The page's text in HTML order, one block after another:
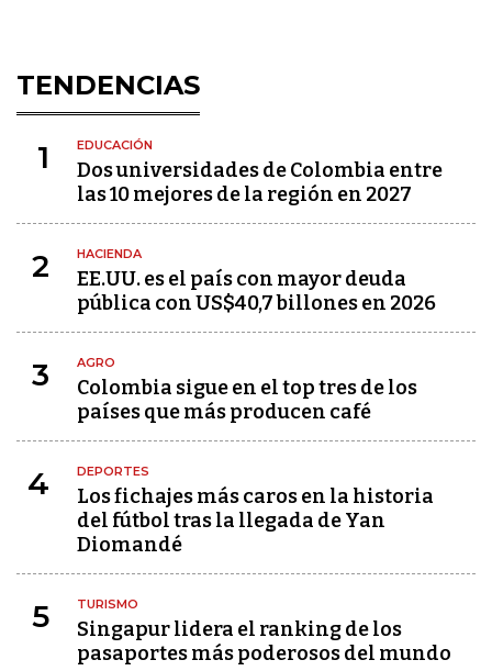
TENDENCIAS
1 EDUCACIÓN
Dos universidades de Colombia entre
las 10 mejores de la región en 2027
2 HACIENDA
EE.UU. es el país con mayor deuda
pública con US$40,7 billones en 2026
3 AGRO
Colombia sigue en el top tres de los
países que más producen café
4 DEPORTES
Los fichajes más caros en la historia
del fútbol tras la llegada de Yan
Diomandé
5 TURISMO
Singapur lidera el ranking de los
pasaportes más poderosos del mundo